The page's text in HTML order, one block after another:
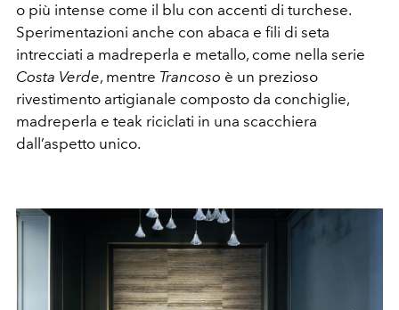
o più intense come il blu con accenti di turchese.
Sperimentazioni anche con abaca e fili di seta
intrecciati a madreperla e metallo, come nella serie
Costa Verde, mentre Trancoso è un prezioso
rivestimento artigianale composto da conchiglie,
madreperla e teak riciclati in una scacchiera
dall’aspetto unico.